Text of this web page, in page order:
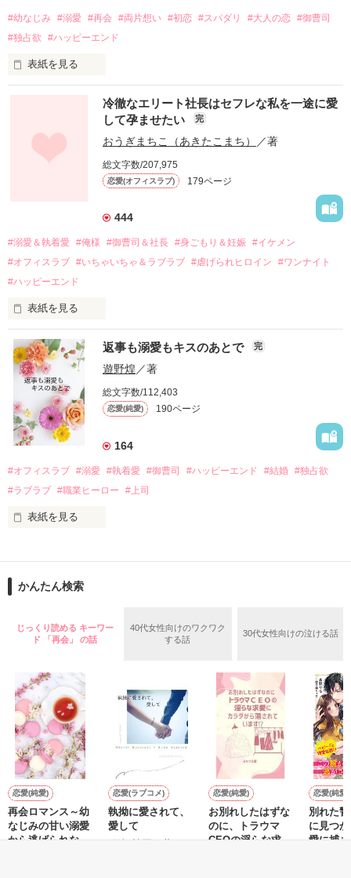
#幼なじみ #溺愛 #再会 #両片想い #初恋 #スパダリ #大人の恋 #御曹司
#独占欲
#ハッピーエンド
表紙を見る
幼なじみの哲平に淡い恋心を抱いていた美桜。
しかし、ある出来事をきっかけに二人の関係は壊れてしまう。
関係修復もできないまま、美桜は両親の離婚によって
引っ越すことになり、哲平とも離れ離れになった。
それから約十二年後。
過去の傷から、二度と会いたくないと思っていた哲平に
運命のような再会を果たす。
酔った勢いで一夜を共にしてしまった。
さらに、美桜が初めてだと知った哲平は
『責任をとる、結婚しよう』と真っ直ぐに告げてきた。
戸惑う美桜とは裏腹に、好きという気持ちを隠すことなく
甘やかしてくる。
そんなある日、哲平は美桜がストーカー被害に
遭っていることを知る。
美桜を守るため、哲平は同居を提案してきて――。
夏木美桜(なつきみお)
鳴海哲平 (なるみてっぺい)
2026.6.5～2026.7.25
＊以前、公開していた話の改稿版です＊
作品を読む
冷徹なエリート社長はセフレな私を一途に愛
して孕ませたい
完
おうぎまちこ（あきたこまち） ／著
総文字数/207,975
恋愛(オフィスラブ) 179ページ
444
#溺愛＆執着愛 #俺様 #御曹司＆社長 #身ごもり＆妊娠 #イケメン
#オフィスラブ #いちゃいちゃ＆ラブラブ #虐げられヒロイン
#ワンナイト
#ハッピーエンド
表紙を見る
おかしな噂を流されて前の職場でうまくいかなかった梅田美
桜は、海外で傷心旅行をしていたところ、日本人美青年と出会
い、酒の勢いもあり一夜限りの関係となる。
帰国後、美桜は新しい職場でワンナイトした美青年と再会。
なんと彼の正体は、とある財閥御曹司にも関わらず、一族を離
れて起業した新進気鋭の実業家、社内でも冷徹だと評判な社長
――御影恭司その人だったのだ――！
なぜか恭司から飼い猫の世話係を命じられた美桜は、猫の世
の関係となってしまい――？
返事も溺愛もキスのあとで 完
遊野煌／著
総文字数/112,403
恋愛(純愛) 190ページ
164
#オフィスラブ #溺愛 #執着愛 #御曹司 #ハッピーエンド #結婚 #独占欲
#ラブラブ #職業ヒーロー #上司
表紙を見る
ションの企画戦略室で働いている。
めた、同期で恋人の石垣守（26）がいるのだが、後輩の姫原由
いた。
守と由羅から『便利屋雛子』と馬鹿にされ、一人こっそり泣い
た上、同居まで提案してきて──？
鷹哉『宜しくな、俺の雛子』🦅
雛子『俺の……ひぃ、雛子？！！！』🐥
シゴデキで冷徹な上司が見せる素顔は、なぜか想像以上に甘く
て……🐥💓🦅
※表紙も作中使用の画像も全てフリー素材です。
※執筆期間2026.6.3〜7.20完結です。
かんたん検索
じっくり読める キーワー
ド 「再会」 の話
40代女性向けのワクワク
する話
30代女性向けの泣ける話
恋愛(純愛)
再会ロマンス～幼
なじみの甘い溺愛
から逃げられない
恋愛(ラブコメ)
執拗に愛されて、
愛して
陽瀬 柚夏／著
恋愛(純愛)
お別れしたはずな
のに、トラウマ
CEOの淫らな求愛
恋愛(純愛)
別れた
に見つ
愛に捕
ｽ